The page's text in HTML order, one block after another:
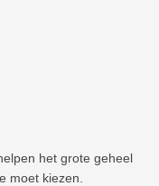
het grote geheel
moet kiezen.